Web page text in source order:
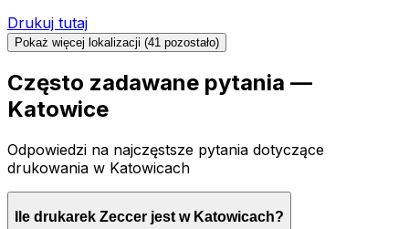
Drukuj tutaj
Pokaż więcej lokalizacji (41 pozostało)
Często zadawane pytania —
Katowice
Odpowiedzi na najczęstsze pytania dotyczące
drukowania w Katowicach
Ile drukarek Zeccer jest w Katowicach?